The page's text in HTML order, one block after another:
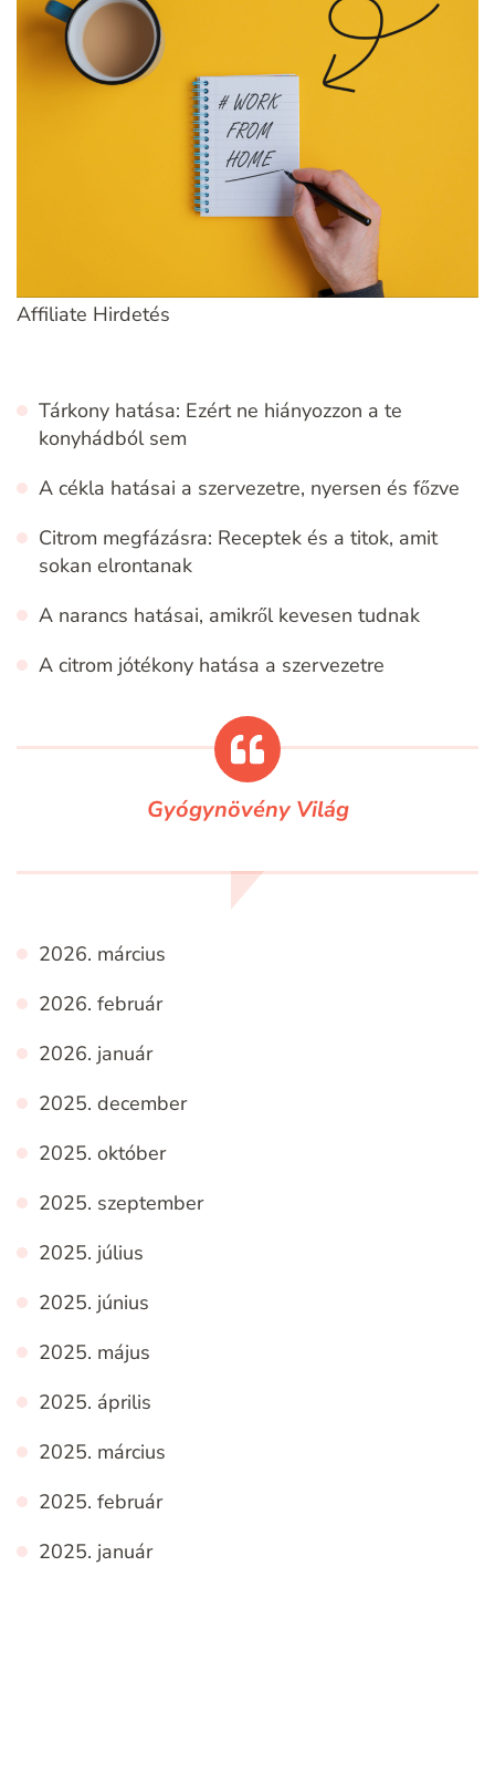
Affiliate Hirdetés
Tárkony hatása: Ezért ne hiányozzon a te
konyhádból sem
A cékla hatásai a szervezetre, nyersen és főzve
Citrom megfázásra: Receptek és a titok, amit
sokan elrontanak
A narancs hatásai, amikről kevesen tudnak
A citrom jótékony hatása a szervezetre
Gyógynövény Világ
2026. március
2026. február
2026. január
2025. december
2025. október
2025. szeptember
2025. július
2025. június
2025. május
2025. április
2025. március
2025. február
2025. január